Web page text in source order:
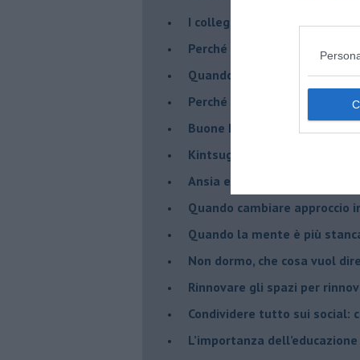
​I collegamenti tra filosofia e
​Perché tutti si sentono in
​Quando crescere troppo
​Perché non impariamo mai
​Buone Feste!
​Kintsugi: quando le crepe
Ansia e depressione:
Quando cambiare approccio
​Quando la mente è più
Non dormo, che cosa vuol
​Rinnovare gli spazi per
​Condividere tutto sui social:
​L’importanza